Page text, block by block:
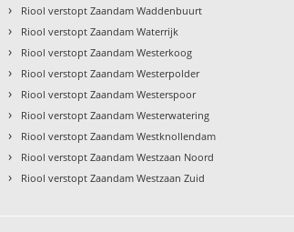
› Riool verstopt Zaandam Waddenbuurt
› Riool verstopt Zaandam Waterrijk
› Riool verstopt Zaandam Westerkoog
› Riool verstopt Zaandam Westerpolder
› Riool verstopt Zaandam Westerspoor
› Riool verstopt Zaandam Westerwatering
› Riool verstopt Zaandam Westknollendam
› Riool verstopt Zaandam Westzaan Noord
› Riool verstopt Zaandam Westzaan Zuid